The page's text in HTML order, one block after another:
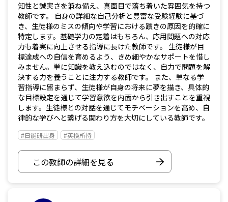
知性と誠実さを兼ね備え、真面目で落ち着いた雰囲気を持つ
教師です。 自身の詳細な自己分析と豊富な受験経験に基づ
き、生徒様のミスの傾向や学習における躓きの原因を的確に
特定します。基礎学力の定着はもちろん、応用問題への対応
力も着実に向上させる指導に長けた教師です。 生徒様が目
標達成への自信を育めるよう、きめ細やかなサポートを惜し
みません。単に知識を教え込むのではなく、自力で問題を解
決する力を養うことに注力する教師です。 また、単なる学
習指導に留まらず、生徒様が自身の将来に夢を描き、具体的
な目標設定を通じて学習意欲を内面から引き出すことを重視
します。生徒様との対話を通じてモチベーションを高め、自
律的な学びへと繋げる関わり方を大切にしている教師です。
#日能研出身 #英検所持
この教師の詳細を見る